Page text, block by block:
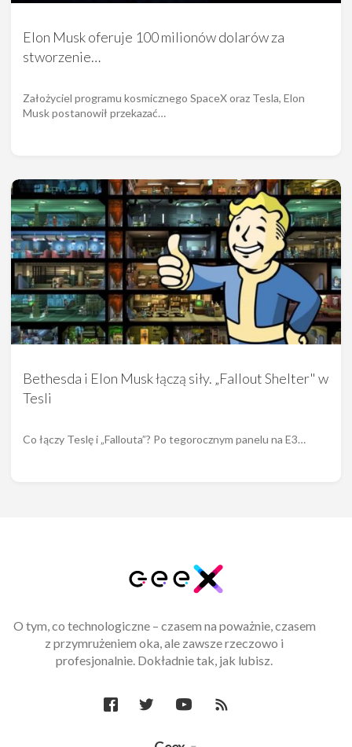
Elon Musk oferuje 100 milionów dolarów za
stworzenie…
Założyciel programu kosmicznego SpaceX oraz Tesla, Elon
Musk postanowił przekazać…
Bethesda i Elon Musk łączą siły. „Fallout Shelter" w
Tesli
Co łączy Teslę i „Fallouta”? Po tegorocznym panelu na E3…
O tym, co technologiczne – czasem na poważnie, czasem
z przymrużeniem oka, ale zawsze rzeczowo i
profesjonalnie. Dokładnie tak, jak lubisz.